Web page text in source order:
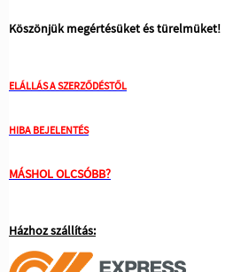
Köszönjük megértésüket és türelmüket!
ELÁLLÁS A SZERZŐDÉSTŐL
HIBA BEJELENTÉS
MÁSHOL OLCSÓBB?
Házhoz szállítás: